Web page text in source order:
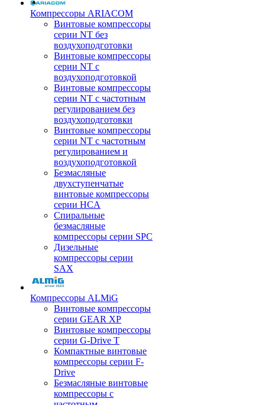
Компрессоры ARIACOM
Винтовые компрессоры
серии NT без
воздухоподготовки
Винтовые компрессоры
серии NT c
воздухоподготовкой
Винтовые компрессоры
серии NT с частотным
регулированием без
воздухоподготовки
Винтовые компрессоры
серии NT с частотным
регулированием и
воздухоподготовкой
Безмасляные
двухступенчатые
винтовые компрессоры
серии HCA
Спиральные
безмасляные
компрессоры серии SPC
Дизельные
компрессоры серии
SAX
Компрессоры ALMiG
Винтовые компрессоры
серии GEAR XP
Винтовые компрессоры
серии G-Drive T
Компактные винтовые
компрессоры серии F-
Drive
Безмасляные винтовые
компрессоры с